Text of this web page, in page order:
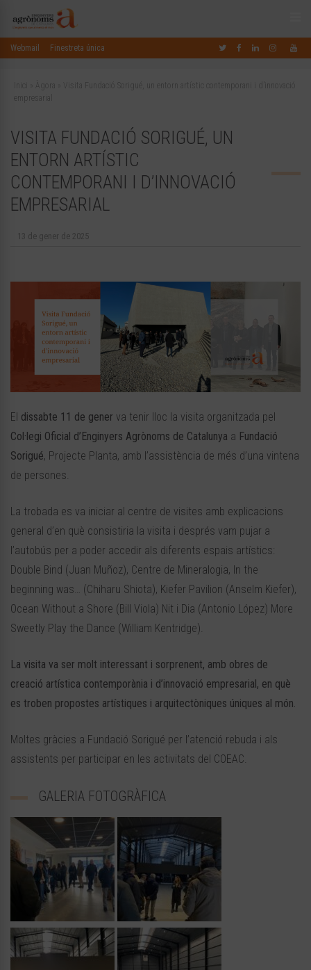
Webmail Finestreta única
Inici Àgora
Visita Fundació Sorigué, un entorn artístic contemporani i d’innovació
empresarial
VISITA FUNDACIÓ SORIGUÉ, UN
ENTORN ARTÍSTIC
CONTEMPORANI I D’INNOVACIÓ
EMPRESARIAL
13 de gener de 2025
El dissabte 11 de gener va tenir lloc la visita organitzada pel
Col·legi Oficial d’Enginyers Agrònoms de Catalunya a Fundació
Sorigué, Projecte Planta, amb l’assistència de més d’una vintena
de persones.
La trobada es va iniciar al centre de visites amb explicacions
general d’en què consistiria la visita i després vam pujar a
l’autobús per a poder accedir als diferents espais artístics:
Double Bind (Juan Muñoz), Centre de Mineralogia, In the
beginning was… (Chiharu Shiota), Kiefer Pavilion (Anselm Kiefer),
Ocean Without a Shore (Bill Viola) Nit i Dia (Antonio López) More
Sweetly Play the Dance (William Kentridge).
La visita va ser molt interessant i sorprenent, amb obres de
creació artística contemporània i d’innovació empresarial, en què
es troben propostes artístiques i arquitectòniques úniques al món.
Moltes gràcies a Fundació Sorigué per l’atenció rebuda i als
assistents per participar en les activitats del COEAC.
GALERIA FOTOGRÀFICA